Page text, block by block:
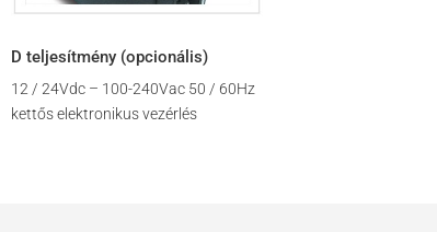
D teljesítmény (opcionális)
12 / 24Vdc – 100-240Vac 50 / 60Hz
kettős elektronikus vezérlés